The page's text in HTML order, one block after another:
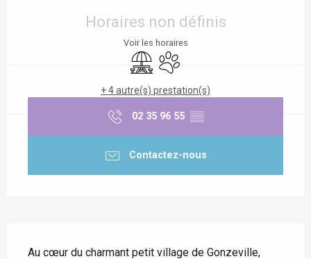
Horaires non définis
Voir les horaires
Aire de pique nique
Animaux acceptés
+ 4 autre(s) prestation(s)
02 35 96 55 ▒▒
Contactez-nous
Au cœur du charmant petit village de Gonzeville,